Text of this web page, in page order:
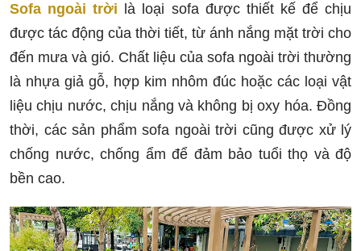
Sofa ngoài trời là loại sofa được thiết kế để chịu
được tác động của thời tiết, từ ánh nắng mặt trời cho
đến mưa và gió. Chất liệu của sofa ngoài trời thường
là nhựa giả gỗ, hợp kim nhôm đúc hoặc các loại vật
liệu chịu nước, chịu nắng và không bị oxy hóa. Đồng
thời, các sản phẩm sofa ngoài trời cũng được xử lý
chống nước, chống ẩm để đảm bảo tuổi thọ và độ
bền cao.